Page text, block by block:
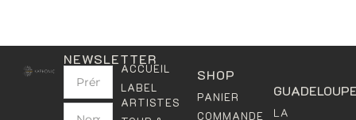
NEWSLETTER
ACCUEIL
LABEL
ARTISTES
SHOP
PANIER
COMMANDE
LA